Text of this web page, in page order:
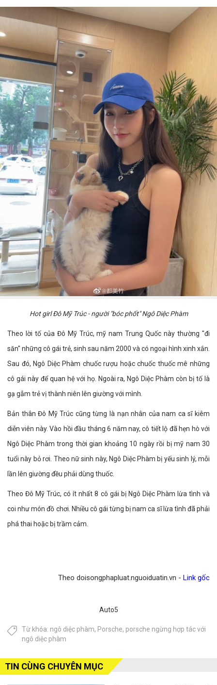
Hot girl Đô Mỹ Trúc - người "bóc phốt" Ngô Diệc Phàm
Theo lời tố của Đô Mỹ Trúc, mỹ nam Trung Quốc này thường "đi
săn" những cô gái trẻ, sinh sau năm 2000 và có ngoại hình xinh xắn.
Sau đó, Ngô Diệc Phàm chuốc rượu hoặc chuốc thuốc mê những
cô gái này để quan hệ với họ. Ngoài ra, Ngô Diệc Phàm còn bị tố là
gạ gẫm trẻ vị thành niên lên giường với mình.
Bản thân Đô Mỹ Trúc cũng từng là nạn nhân của nam ca sĩ kiêm
diễn viên này. Vào hồi đầu tháng 6 năm nay, cô tiết lộ đã hẹn hò với
Ngô Diệc Phàm trong thời gian khoảng 10 ngày rồi bị mỹ nam 30
tuổi này bỏ rơi. Theo nữ sinh này, Ngô Diệc Phàm bị yếu sinh lý, mỗi
lần lên giường đều phải dùng thuốc.
Theo Đô Mỹ Trúc, có ít nhất 8 cô gái bị Ngô Diệc Phàm lừa tình và
coi như món đồ chơi. Nhiều cô gái từng bị nam ca sĩ lừa tình đã phải
phá thai hoặc bị trầm cảm.
Theo doisongphapluat.nguoiduatin.vn - Link gốc
Auto5
Từ khóa: ngô diệc phàm, Porsche, porsche ngừng hợp tác với
ngô diệc phàm
TIN CÙNG CHUYÊN MỤC